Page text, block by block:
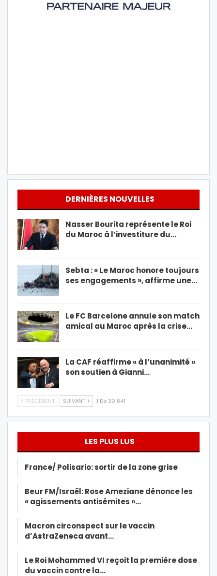
DERNIÈRES NOUVELLES
Nasser Bourita représente le Roi
du Maroc à l’investiture du…
Sebta : « Le Maroc honore toujours
ses engagements », affirme une…
Le FC Barcelone annule son match
amical au Maroc après la crise…
La CAF réaffirme « à l’unanimité »
son soutien à Gianni…
PRÉCÉDENT SUIVANT 1 De 30 841
LES PLUS LUS
France/ Polisario: sortir de la zone grise
Beur FM/Israël: Rose Ameziane dénonce les
« agissements antisémites »…
Macron circonspect sur le vaccin
d’AstraZeneca avant…
Le Roi Mohammed VI reçoit la première dose
du vaccin contre la…